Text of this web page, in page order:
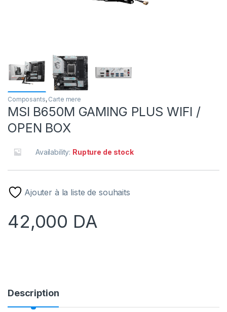
Composants, Carte mere
MSI B650M GAMING PLUS WIFI /
OPEN BOX
Availability: Rupture de stock
Ajouter à la liste de souhaits
42,000 DA
Description